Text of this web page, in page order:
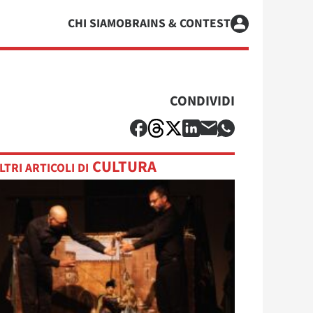
CHI SIAMOBRAINS & CONTEST
CONDIVIDI
ARTICOLI DI CULTURA